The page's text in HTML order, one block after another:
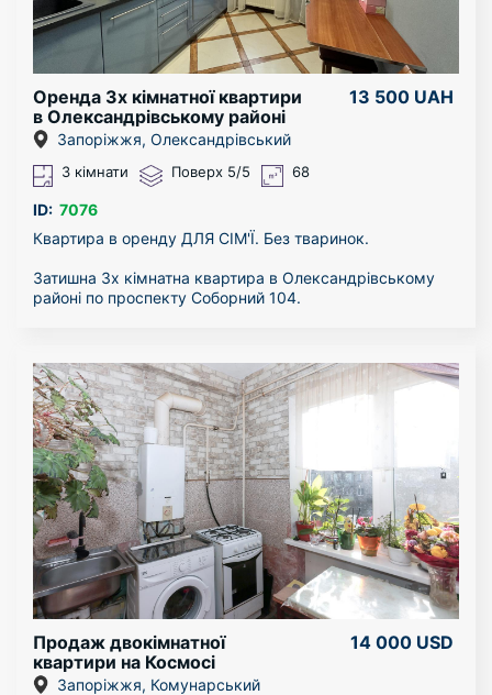
Оренда 3х кімнатної квартири
в Олександрівському районі
13 500 UAH
Запоріжжя, Олександрівський
3 кімнати Поверх 5/5 68
ID: 7076
Квартира в оренду ДЛЯ СІМ'Ї. Без тваринок.
Затишна 3х кімнатна квартира в Олександрівському
районі по проспекту Соборний 104.
Квартиру можна подивитися в будь-який час.
За більш детальною інформацією - звертайтесь за
телефоном!
Продаж двокімнатної
квартири на Космосі
14 000 USD
Запоріжжя, Комунарський